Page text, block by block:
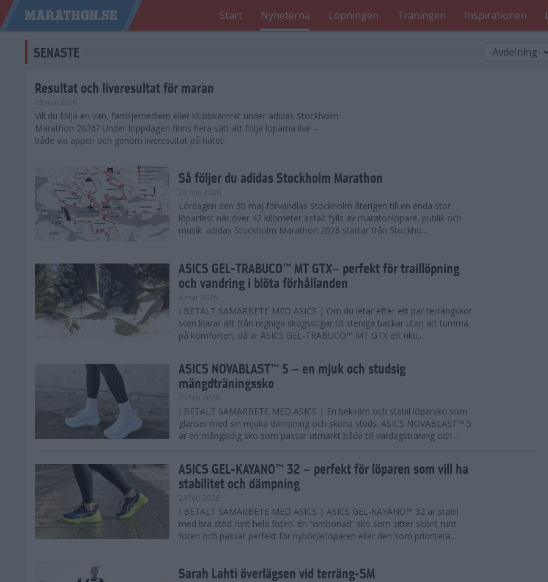
Start Nyheterna Löpningen Träningen Inspirationen
SENASTE
Resultat och liveresultat för maran
28 maj 2026
​Vill du följa en vän, familjemedlem eller klubbkamrat under adidas Stockholm
Marathon 2026? Under loppdagen finns flera sätt att följa löparna live –
både via appen och genom liveresultat på nätet.
Så följer du adidas Stockholm Marathon
28 maj 2026
Lördagen den 30 maj förvandlas Stockholm återigen till en enda stor
löparfest när över 42 kilometer asfalt fylls av maratonlöpare, publik och
musik. adidas Stockholm Marathon 2026 startar från Stockho...
ASICS GEL-TRABUCO™ MT GTX– perfekt för traillöpning
och vandring i blöta förhållanden
4 mar 2026
I BETALT SAMARBETE MED ASICS | Om du letar efter ett par terrängskor
som klarar allt från regniga skogsstigar till steniga backar utan att tumma
på komforten, då är ASICS GEL-TRABUCO™ MT GTX ett rikti...
ASICS NOVABLAST™ 5 – en mjuk och studsig
mängdträningssko
25 feb 2026
I BETALT SAMARBETE MED ASICS | En bekväm och stabil löparsko som
glänser med sin mjuka dämpning och sköna studs. ASICS NOVABLAST™ 5
är en mångsidig sko som passar utmärkt både till vardagsträning och ...
ASICS GEL-KAYANO™ 32 – perfekt för löparen som vill ha
stabilitet och dämpning
24 feb 2026
I BETALT SAMARBETE MED ASICS | ASICS GEL-KAYANO™ 32 är stabil
med bra stöd runt hela foten. En ”ombonad” sko som sitter skönt runt
foten och passar perfekt för nybörjarlöparen eller den som prioritera...
Sarah Lahti överlägsen vid terräng-SM